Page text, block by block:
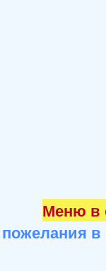
Меню в
пожелания в